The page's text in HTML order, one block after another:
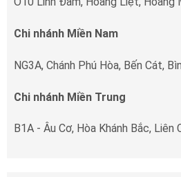
Chi nhánh Miền Nam
NG3A, Chánh Phú Hòa, Bến Cát,
Chi nhánh Miền Trung
B1A - Âu Cơ, Hòa Khánh Bắc, Liên